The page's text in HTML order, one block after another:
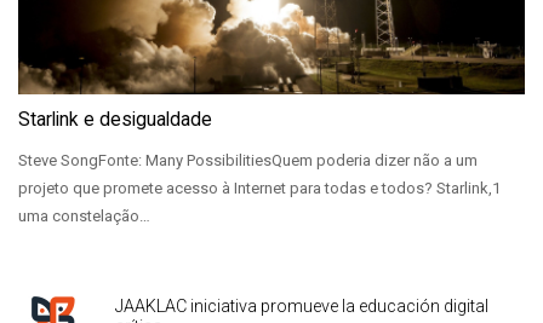
Starlink e desigualdade
Steve SongFonte: Many PossibilitiesQuem poderia dizer não a um
projeto que promete acesso à Internet para todas e todos? Starlink,1
uma constelação…
JAAKLAC iniciativa promueve la educación digital